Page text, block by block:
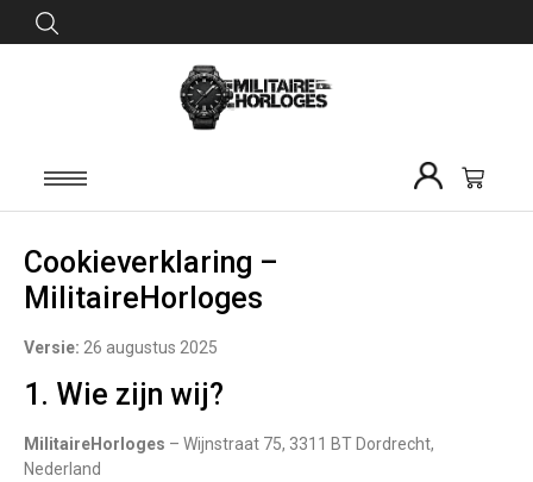
Cookieverklaring –
MilitaireHorloges
Versie: 26 augustus 2025
1. Wie zijn wij?
MilitaireHorloges – Wijnstraat 75, 3311 BT Dordrecht,
Nederland